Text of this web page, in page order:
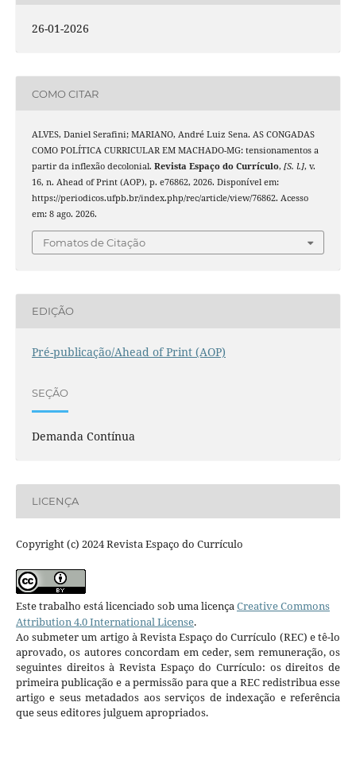
26-01-2026
COMO CITAR
ALVES, Daniel Serafini; MARIANO, André Luiz Sena. AS CONGADAS
COMO POLÍTICA CURRICULAR EM MACHADO-MG: tensionamentos a
partir da inflexão decolonial. Revista Espaço do Currículo, [S. l.], v.
16, n. Ahead of Print (AOP), p. e76862, 2026. Disponível em:
https://periodicos.ufpb.br/index.php/rec/article/view/76862. Acesso
em: 8 ago. 2026.
Fomatos de Citação
EDIÇÃO
Pré-publicação/Ahead of Print (AOP)
SEÇÃO
Demanda Contínua
LICENÇA
Copyright (c) 2024 Revista Espaço do Currículo
Este trabalho está licenciado sob uma licençaCreative Commons
Attribution 4.0 International License.
Ao submeter um artigo à Revista Espaço do Currículo (REC) e tê-lo
aprovado, os autores concordam em ceder, sem remuneração, os
seguintes direitos à Revista Espaço do Currículo: os direitos de
primeira publicação e a permissão para que a REC redistribua esse
artigo e seus metadados aos serviços de indexação e referência
que seus editores julguem apropriados.